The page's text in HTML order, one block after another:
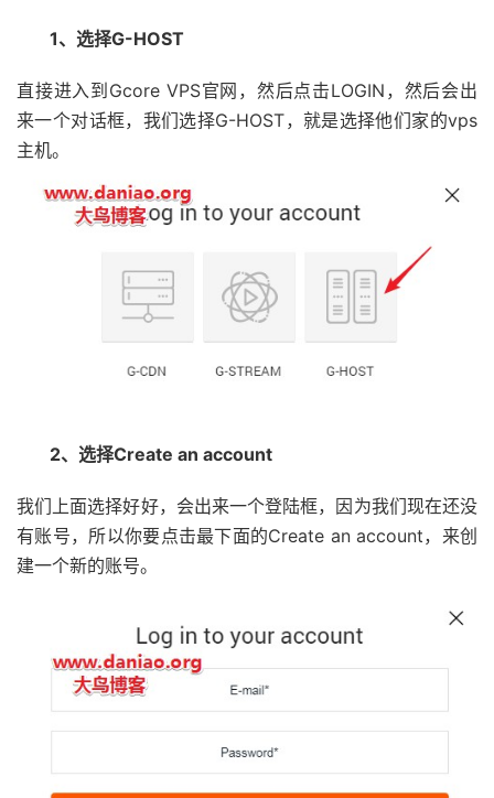
1、选择G-HOST
直接进入到Gcore VPS官网，然后点击LOGIN，然后会出
来一个对话框，我们选择G-HOST，就是选择他们家的vps
主机。
2、选择Create an account
我们上面选择好好，会出来一个登陆框，因为我们现在还没
有账号，所以你要点击最下面的Create an account，来创
建一个新的账号。